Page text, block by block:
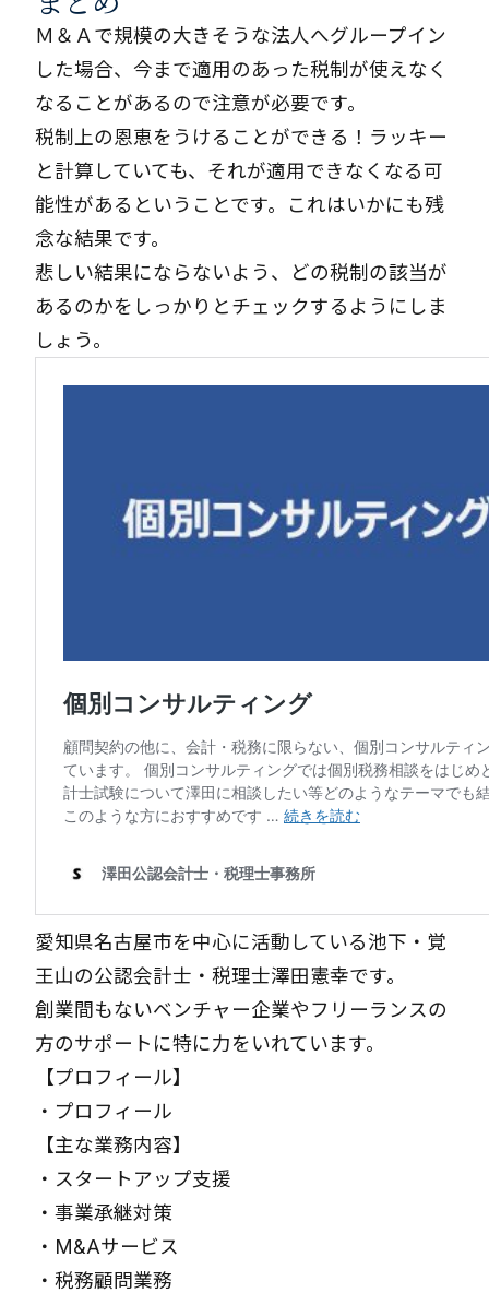
Ｍ＆Ａで規模の大きそうな法人へグループイン
した場合、今まで適用のあった税制が使えなく
なることがあるので注意が必要です。
税制上の恩恵をうけることができる！ラッキー
と計算していても、それが適用できなくなる可
能性があるということです。これはいかにも残
念な結果です。
悲しい結果にならないよう、どの税制の該当が
あるのかをしっかりとチェックするようにしま
しょう。
愛知県名古屋市を中心に活動している池下・覚
王山の公認会計士・税理士澤田憲幸です。
創業間もないベンチャー企業やフリーランスの
方のサポートに特に力をいれています。
【プロフィール】
・ プロフィール
【主な業務内容】
・ スタートアップ支援
・ 事業承継対策
・ M&Aサービス
・ 税務顧問業務